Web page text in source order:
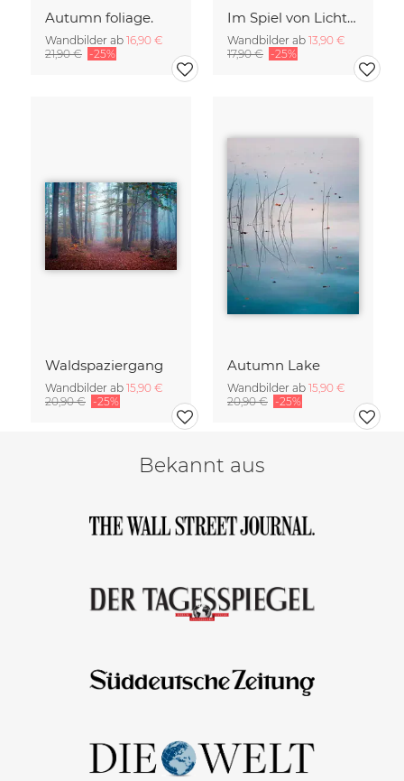
Autumn foliage.
Wandbilder ab 16,90 €
21,90 € -25%
Im Spiel von Licht und Schatten
Wandbilder ab 13,90 €
17,90 € -25%
Waldspaziergang
Wandbilder ab 15,90 €
20,90 € -25%
Autumn Lake
Wandbilder ab 15,90 €
20,90 € -25%
Bekannt aus